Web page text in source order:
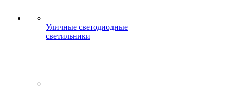
Уличные светодиодные
светильники